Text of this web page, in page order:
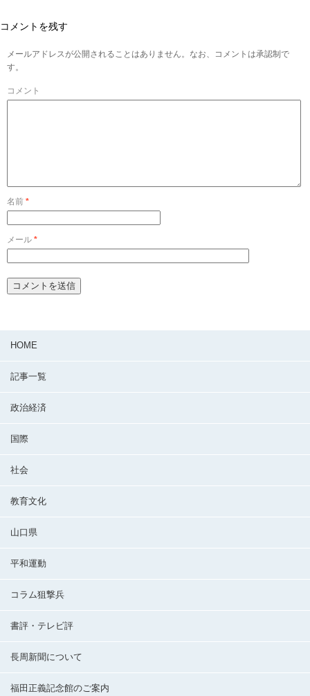
コメントを残す
メールアドレスが公開されることはありません。なお、コメントは承認制で
す。
コメント
名前 *
メール *
HOME
記事一覧
政治経済
国際
社会
教育文化
山口県
平和運動
コラム狙撃兵
書評・テレビ評
長周新聞について
福田正義記念館のご案内